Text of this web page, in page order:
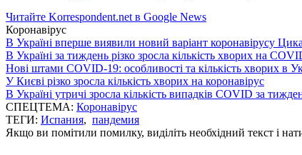
Читайте Korrespondent.net в Google News
Коронавірус
В Україні вперше виявили новий варіант коронавірусу
В Україні за тиждень різко зросла кількість хворих на
Нові штами COVID-19: особливості та кількість хворих в
У Києві різко зросла кількість хворих на коронавірус
В Україні утричі зросла кількість випадків COVID за
СПЕЦТЕМА: Коронавірус
ТЕГИ: Испания, пандемия
Якщо ви помітили помилку, виділіть необхідний текст і